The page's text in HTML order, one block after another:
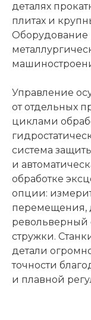
деталях
плитах и
Оборудование
Управление
от отдельных
циклами
система
и
обработке
опции:
перемещения,
револьверный
стружки.
детали
точности
и плавной